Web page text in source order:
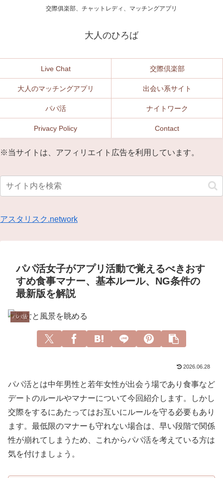
交際俱楽部、チャットレディ、マッチングアプリ
大人のひろば
Live Chat 交際倶楽部
大人のマッチングアプリ 出会い系サイト
パパ活 ナイトワーク
Privacy Policy Contact
※当サイトは、アフィリエイト広告を利用しています。
アスタリスク.network
パパ活女子がアプリ活動で覚えるべきおす
すめ食事マナー、基本ルール、NG条件の
最新版を解説
パパ活
2026.06.28
パパ活とは中年男性と若年女性が出会う場であり食事など
デートのルールやマナーについて今回紹介します。しかし
交際をするにあたってはお互いにルールを守る必要もあり
ます。最低限のマナーも守れない場合は、早い段階で関係
性が崩れてしまうため、これからパパ活を考えている方は
気を付けましょう。